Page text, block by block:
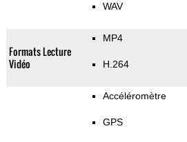
WAV
Formats Lecture
Vidéo
MP4
H.264
Accéléromètre
GPS